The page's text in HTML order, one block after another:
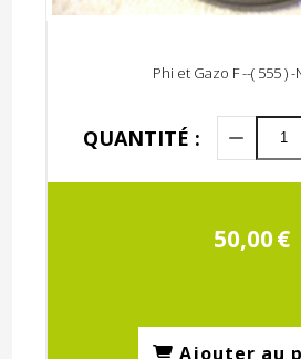
Phi et Gazo F --( 555 )
50,00€
QUANTITÉ :
Ajouter au